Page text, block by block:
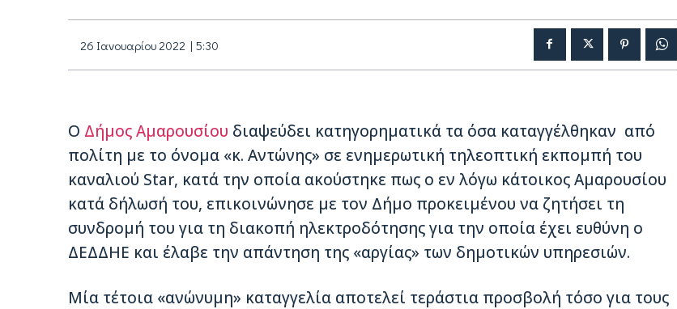
26 Ιανουαρίου 2022 | 5:30
Ο Δήμος Αμαρουσίου διαψεύδει κατηγορηματικά τα όσα καταγγέλθηκαν από
πολίτη με το όνομα «κ. Αντώνης» σε ενημερωτική τηλεοπτική εκπομπή του
καναλιού Star, κατά την οποία ακούστηκε πως ο εν λόγω κάτοικος Αμαρουσίου
κατά δήλωσή του, επικοινώνησε με τον Δήμο προκειμένου να ζητήσει τη
συνδρομή του για τη διακοπή ηλεκτροδότησης για την οποία έχει ευθύνη ο
ΔΕΔΔΗΕ και έλαβε την απάντηση της «αργίας» των δημοτικών υπηρεσιών.
Μία τέτοια «ανώνυμη» καταγγελία αποτελεί τεράστια προσβολή τόσο για τους